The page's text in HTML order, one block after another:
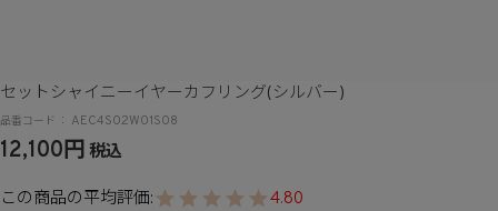
セットシャイニーイヤーカフリング(シルバー)
AEC4S02W01S08
12,100 税込
4.80